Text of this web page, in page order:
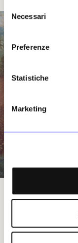
del
consenso
Necessari
Preferenze
Statistiche
Marketing